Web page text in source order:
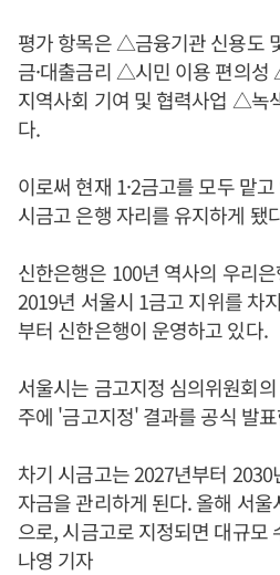
평가 항목은 △금융기관 신용도
금·대출금리 △시민 이용 편의
지역사회 기여 및 협력사업 △녹
다.
이로써 현재 1·2금고를 모두 맡
시금고 은행 자리를 유지하게 됐
신한은행은 100년 역사의 우리
2019년 서울시 1금고 지위를 차
부터 신한은행이 운영하고 있다.
서울시는 금고지정 심의위원회
주에 '금고지정' 결과를 공식 발
차기 시금고는 2027년부터
자금을 관리하게 된다. 올해 서
으로, 시금고로 지정되면 대규모
나영 기자